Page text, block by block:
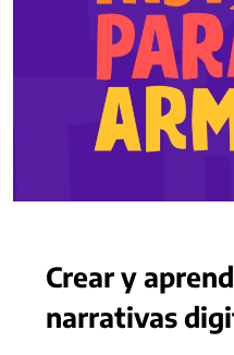
Crear y
narrativas